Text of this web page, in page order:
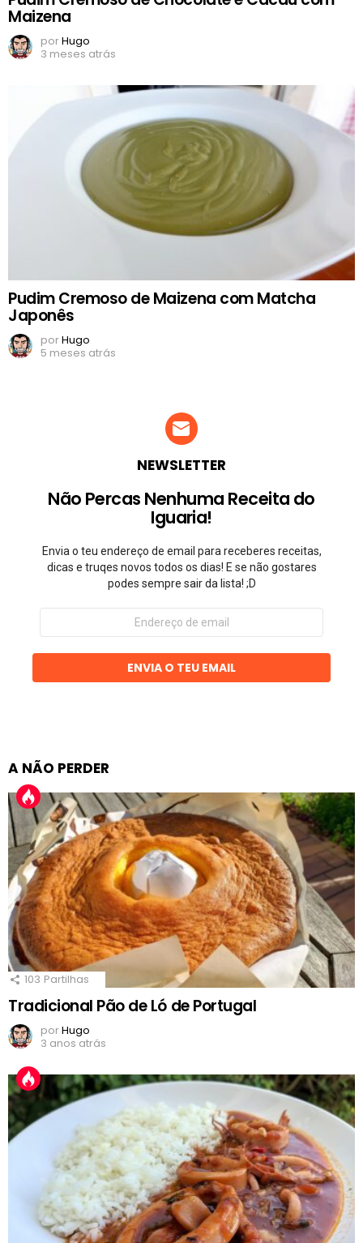
Maizena
porHugo
3 meses atrás
Pudim Cremoso de Maizena com Matcha
Japonês
porHugo
5 meses atrás
NEWSLETTER
Não Percas Nenhuma Receita do
Iguaria!
Envia o teu endereço de email para receberes receitas,
dicas e truqes novos todos os dias! E se não gostares
podes sempre sair da lista! ;D
Endereço
email
ENVIA O TEU EMAIL
A NÃO PERDER
103 Partilhas
Tradicional Pão de Ló de Portugal
porHugo
3 anos atrás